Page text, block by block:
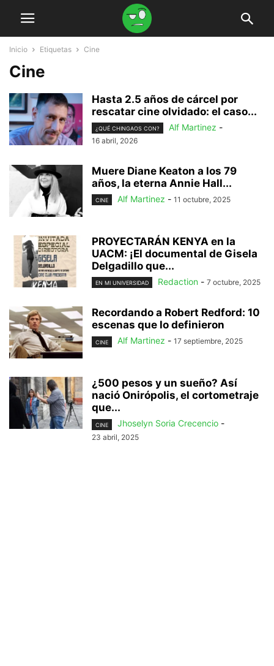
Inicio Etiquetas Cine
Cine
Hasta 2.5 años de cárcel por
rescatar cine olvidado: el caso...
¿QUÉ CHINGAOS CON? Alf Martinez -
16 abril, 2026
Muere Diane Keaton a los 79
años, la eterna Annie Hall...
CINE Alf Martinez - 11 octubre, 2025
PROYECTARÁN KENYA en la
UACM: ¡El documental de Gisela
Delgadillo que...
EN MI UNIVERSIDAD Redaction - 7 octubre, 2025
Recordando a Robert Redford: 10
escenas que lo definieron
CINE Alf Martinez - 17 septiembre, 2025
¿500 pesos y un sueño? Así
nació Onirópolis, el cortometraje
que...
CINE Jhoselyn Soria Crecencio -
23 abril, 2025